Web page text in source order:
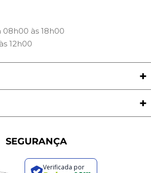
08h00 às 18h00
12h00
SEGURANÇA
Verificada por